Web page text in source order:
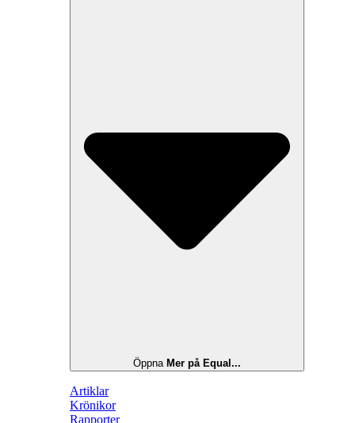
Öppna Mer på Equal...
Artiklar
Krönikor
Rapporter